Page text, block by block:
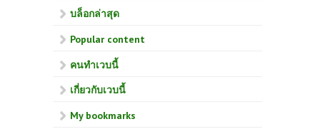
บล็อกล่าสุด
Popular content
คนทำเวบนี้
เกี่ยวกับเวบนี้
My bookmarks